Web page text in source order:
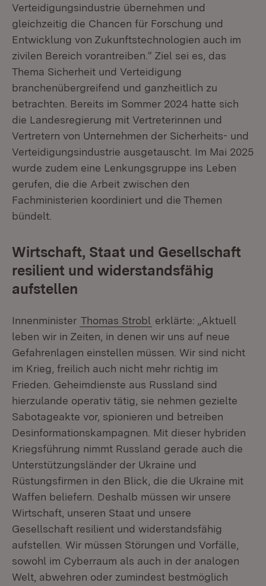
Verteidigungsindustrie übernehmen und
gleichzeitig die Chancen für Forschung und
Entwicklung von Zukunftstechnologien auch im
zivilen Bereich vorantreiben.“ Ziel sei es, das
Thema Sicherheit und Verteidigung
branchenübergreifend und ganzheitlich zu
betrachten. Bereits im Sommer 2024 hatte sich
die Landesregierung mit Vertreterinnen und
Vertretern von Unternehmen der Sicherheits- und
Verteidigungsindustrie ausgetauscht. Im Mai 2025
wurde zudem eine Lenkungsgruppe ins Leben
gerufen, die die Arbeit zwischen den
Fachministerien koordiniert und die Themen
bündelt.
Wirtschaft, Staat und Gesellschaft
resilient und widerstandsfähig
aufstellen
Innenminister Thomas Strobl erklärte: „Aktuell
leben wir in Zeiten, in denen wir uns auf neue
Gefahrenlagen einstellen müssen. Wir sind nicht
im Krieg, freilich auch nicht mehr richtig im
Frieden. Geheimdienste aus Russland sind
hierzulande operativ tätig, sie nehmen gezielte
Sabotageakte vor, spionieren und betreiben
Desinformationskampagnen. Mit dieser hybriden
Kriegsführung nimmt Russland gerade auch die
Unterstützungsländer der Ukraine und
Rüstungsfirmen in den Blick, die die Ukraine mit
Waffen beliefern. Deshalb müssen wir unsere
Wirtschaft, unseren Staat und unsere
Gesellschaft resilient und widerstandsfähig
aufstellen. Wir müssen Störungen und Vorfälle,
sowohl im Cyberraum als auch in der analogen
Welt, abwehren oder zumindest bestmöglich